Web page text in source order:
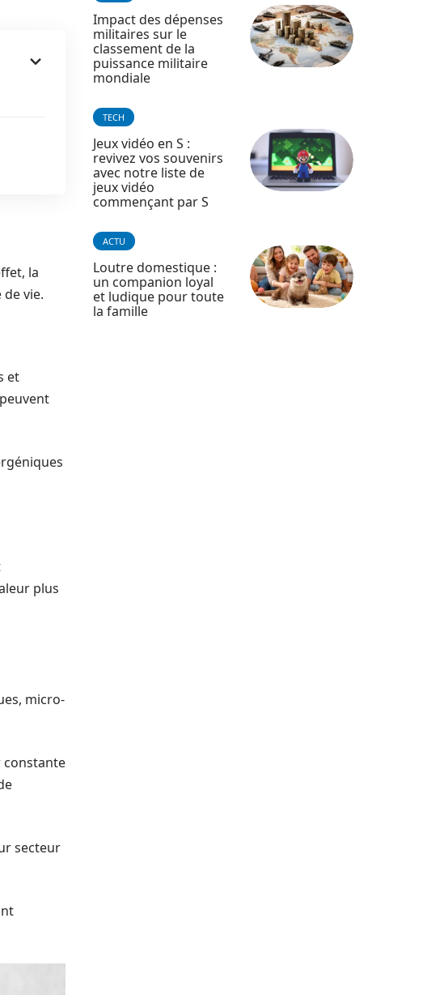
la
vie.
et
plus
micro-
constante
secteur
Impact des dépenses
militaires sur le
classement de la
puissance militaire
mondiale
TECH
Jeux vidéo en S :
revivez vos souvenirs
avec notre liste de
jeux vidéo
commençant par S
ACTU
Loutre domestique :
un companion loyal
et ludique pour toute
la famille